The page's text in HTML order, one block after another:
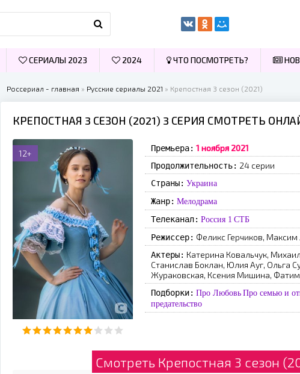
Россериал - главная » Русские сериалы 2021 » Крепостная 3 сезон (2021)
КРЕПОСТНАЯ 3 СЕЗОН (2021) 3 СЕРИЯ СМОТРЕТЬ
12+ Премьера: 1 ноября 2021
Продолжительность: 24 серии
Страны: Украина
Жанр: Мелодрама
Телеканал: Россия 1 СТБ
Режиссер: Феликс Герчиков, Максим
Актеры: Катерина Ковальчук,
Станислав Боклан, Юлия Ауг, Ольга
Жураковская, Ксения Мишина,
Подборки: Про Любовь Про семью и
предательство
Смотреть Крепостная 3 сезон
СЕРИАЛЫ 2023 2024 ЧТО ПОСМОТРЕТЬ?